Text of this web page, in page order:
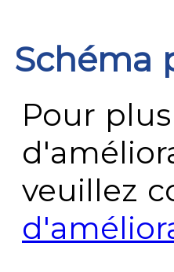
Schéma
Pour
veuillez